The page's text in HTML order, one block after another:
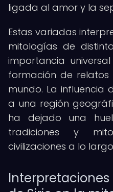
ligada al amor y la
Estas variadas
mitologías de
importancia
formación de
mundo. La influencia
a una región
ha dejado una
tradiciones y
civilizaciones a lo